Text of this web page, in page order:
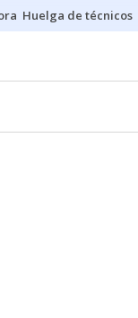
Huelga de técnicos